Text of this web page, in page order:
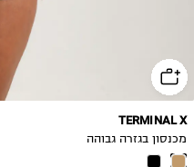
TERMINAL X
מכנסון בגזרה גבוהה